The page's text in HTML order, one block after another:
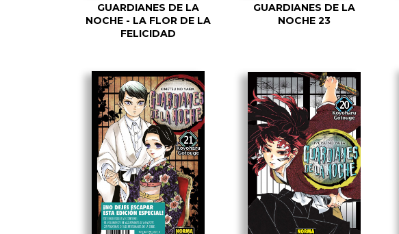
GUARDIANES DE LA
NOCHE - LA FLOR DE LA
FELICIDAD
GUARDIANES DE LA
NOCHE 23